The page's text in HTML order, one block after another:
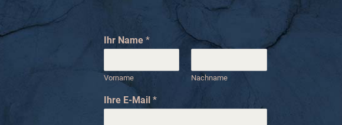
Ihr Name *
Vorname Nachname
Ihre E-Mail *